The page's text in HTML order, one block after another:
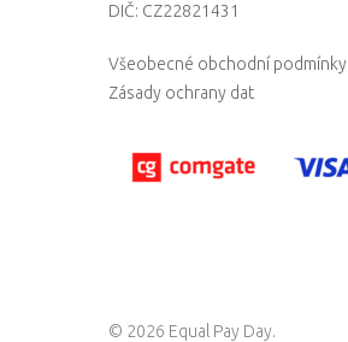
DIČ: CZ22821431
Všeobecné obchodní podmínky
Zásady ochrany dat
© 2026 Equal Pay Day.